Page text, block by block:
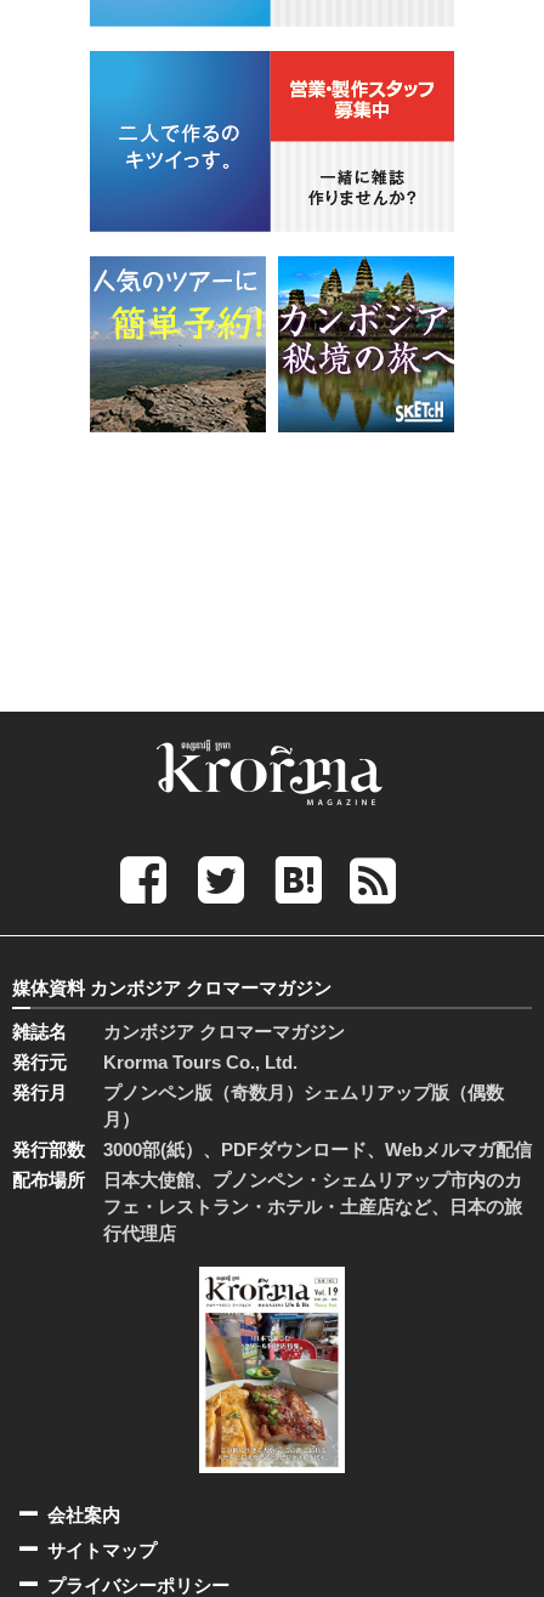
媒体資料 カンボジア クロマーマガジン
雑誌名
カンボジア クロマーマガジン
発行元
Krorma Tours Co., Ltd.
発行月
プノンペン版（奇数月）シェムリアップ版（偶数
月）
発行部数
3000部(紙）、PDFダウンロード、Webメルマガ配信
配布場所
日本大使館、プノンペン・シェムリアップ市内のカ
フェ・レストラン・ホテル・土産店など、日本の旅
行代理店
会社案内
サイトマップ
プライバシーポリシー